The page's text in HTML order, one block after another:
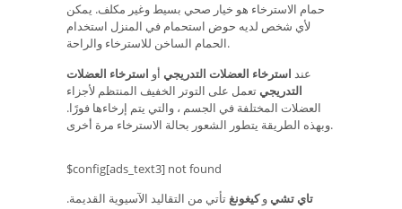
حمام الاسترخاء هو خيار صحي بسيط وغير مكلف. يمكن
لأي شخص لديه حوض استحمام في المنزل استخدام
الحمام الساخن للاسترخاء والراحة.
عند استرخاء العضلات التدريجي أو استرخاء العضلات
التدريجي تعمل على التوتر الخفيف المنتظم لأجزاء
العضلات المختلفة في الجسم ، والتي يتم إرخاءها فورًا.
وبهذه الطريقة يتطور الشعور بحالة الاسترخاء مرة أخرى.
$config[ads_text3] not found
تاي تشي وكيغونغتأتي من التقاليد الآسيوية القديمة.